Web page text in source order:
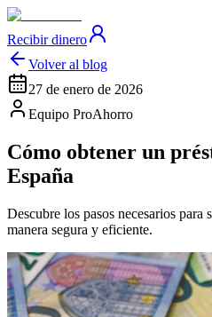
Recibir dinero
Volver al blog
27 de enero de 2026
Equipo ProAhorro
Cómo obtener un
España
Descubre los pasos necesarios
manera segura y eficiente.